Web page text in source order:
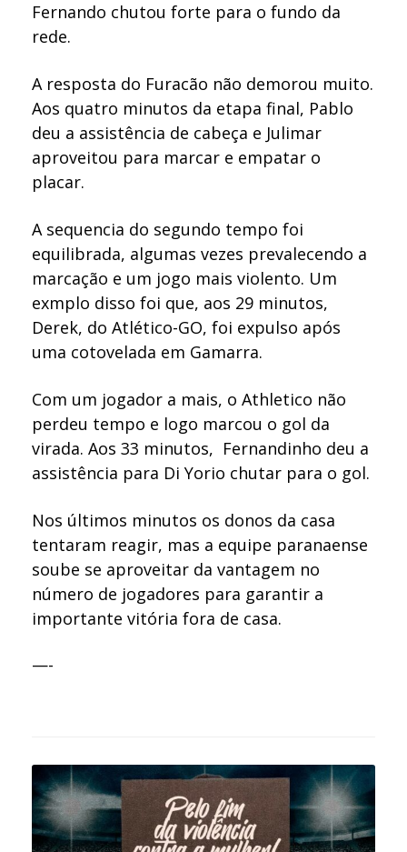
Fernando chutou forte para o fundo da
rede.
A resposta do Furacão não demorou muito.
Aos quatro minutos da etapa final, Pablo
deu a assistência de cabeça e Julimar
aproveitou para marcar e empatar o
placar.
A sequencia do segundo tempo foi
equilibrada, algumas vezes prevalecendo a
marcação e um jogo mais violento. Um
exmplo disso foi que, aos 29 minutos,
Derek, do Atlético-GO, foi expulso após
uma cotovelada em Gamarra.
Com um jogador a mais, o Athletico não
perdeu tempo e logo marcou o gol da
virada. Aos 33 minutos, Fernandinho deu a
assistência para Di Yorio chutar para o gol.
Nos últimos minutos os donos da casa
tentaram reagir, mas a equipe paranaense
soube se aproveitar da vantagem no
número de jogadores para garantir a
importante vitória fora de casa.
—-